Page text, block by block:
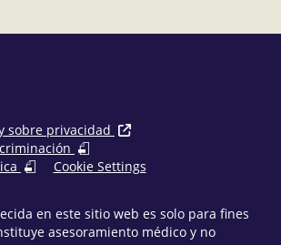
sobre privacidad
Cookie Settings
en este sitio web es solo para fines
asesoramiento médico y no